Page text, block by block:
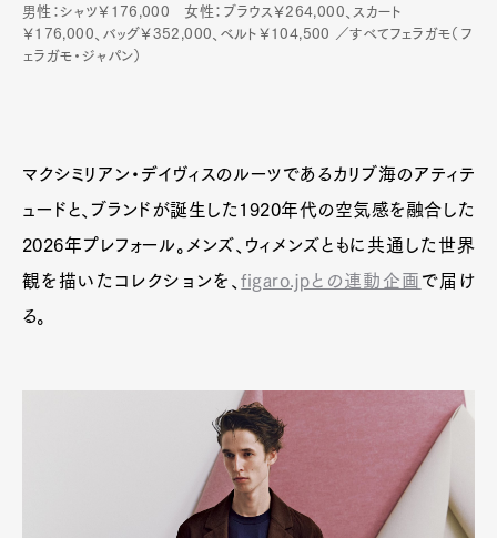
ProductCultureLifestyle
Contact
Pen Meet
男性：シャツ￥176,000 女性：ブラウス￥264,000、スカート
￥176,000、バッグ￥352,000、ベルト￥104,500 ／すべてフェラガモ（フ
ェラガモ・ジャパン）
マクシミリアン・デイヴィスのルーツであるカリブ海のアティテ
ュードと、ブランドが誕生した1920年代の空気感を融合した
2026年プレフォール。メンズ、ウィメンズともに共通した世界
観を描いたコレクションを、figaro.jpとの連動企画 で届け
る。